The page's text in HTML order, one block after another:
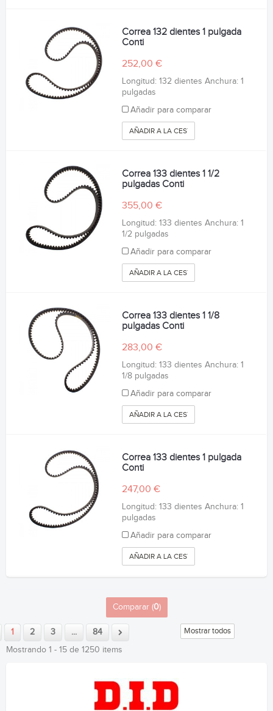
Correa 132 dientes 1 pulgada
Conti
252,00 €
Longitud: 132 dientes Anchura: 1
pulgadas
Añadir para comparar
AÑADIR A LA CESTA
Correa 133 dientes 1 1/2
pulgadas Conti
355,00 €
Longitud: 133 dientes Anchura: 1
1/2 pulgadas
Añadir para comparar
AÑADIR A LA CESTA
Correa 133 dientes 1 1/8
pulgadas Conti
283,00 €
Longitud: 133 dientes Anchura: 1
1/8 pulgadas
Añadir para comparar
AÑADIR A LA CESTA
Correa 133 dientes 1 pulgada
Conti
247,00 €
Longitud: 133 dientes Anchura: 1
pulgadas
Añadir para comparar
AÑADIR A LA CESTA
Comparar (0)
Mostrar todos
1 2 3 ...
84
Mostrando 1 - 15 de 1250 items